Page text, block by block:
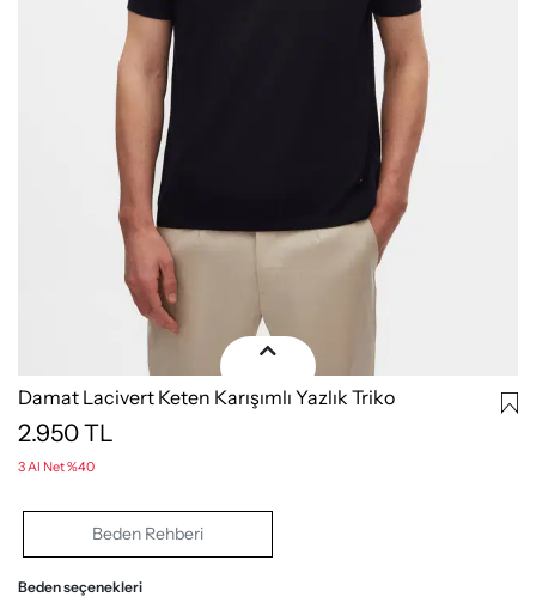
Damat Lacivert Keten Karışımlı Yazlık Triko
2.950TL
3 Al Net %40
Beden Rehberi
Beden seçenekleri